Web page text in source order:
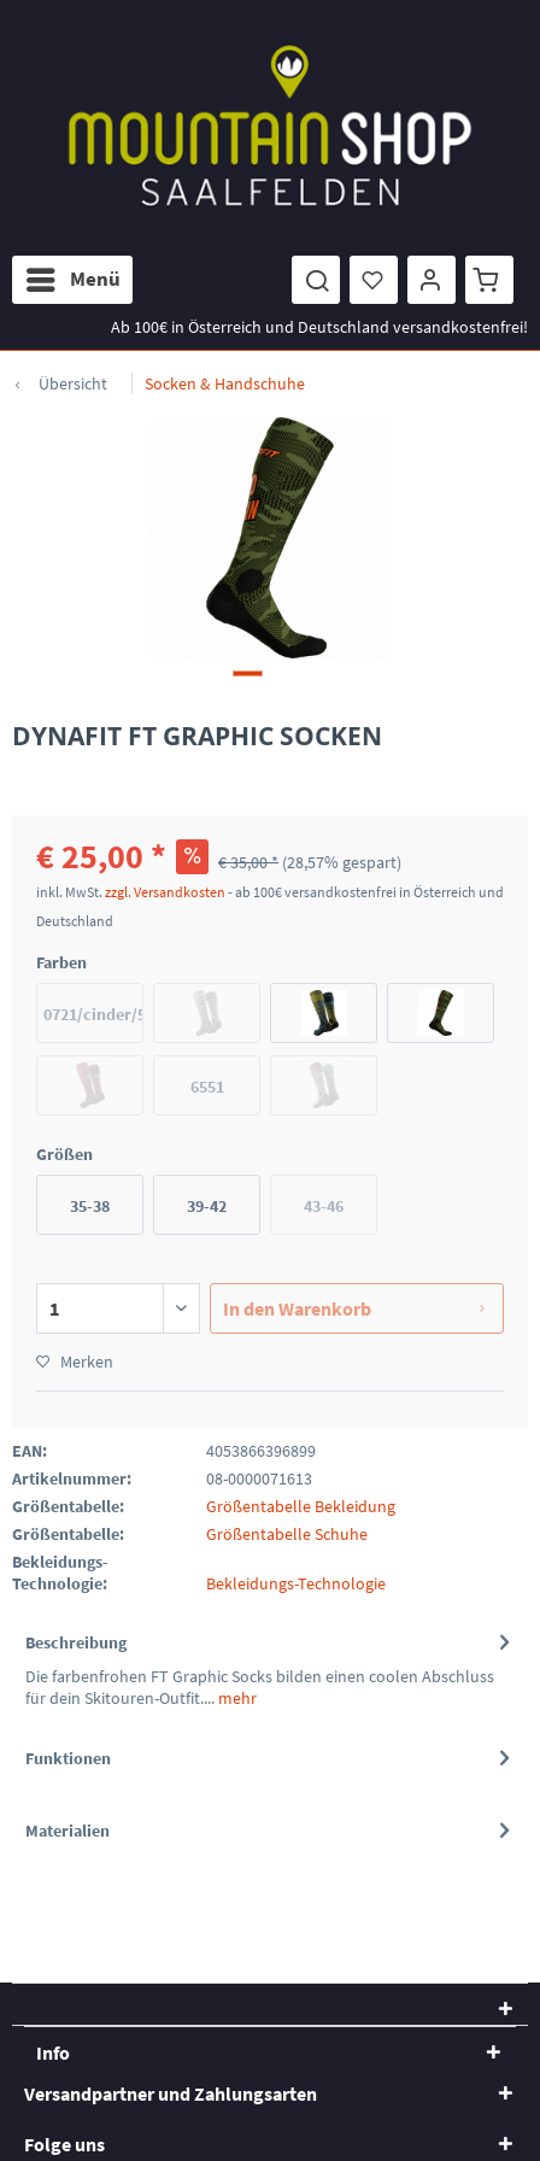
Menü
Ab 100€ in Österreich und Deutschland versandkostenfrei!
Übersicht Socken & Handschuhe
DYNAFIT FT GRAPHIC SOCKEN
€ 25,00 * € 35,00 * (28,57% gespart)
inkl. MwSt. zzgl. Versandkosten - ab 100€ versandkostenfrei in Österreich und
Deutschland
Farben
0721/cinder/5A30
6551
Größen
35-38 39-42 43-46
In den Warenkorb
Merken
EAN:
4053866396899
Artikelnummer:
08-0000071613
Größentabelle:
Größentabelle Bekleidung
Größentabelle:
Größentabelle Schuhe
Bekleidungs-
Technologie:
Bekleidungs-Technologie
Beschreibung
Die farbenfrohen FT Graphic Socks bilden einen coolen Abschluss
für dein Skitouren-Outfit.... mehr
Funktionen
Materialien
Info
Versandpartner und Zahlungsarten
Folge uns